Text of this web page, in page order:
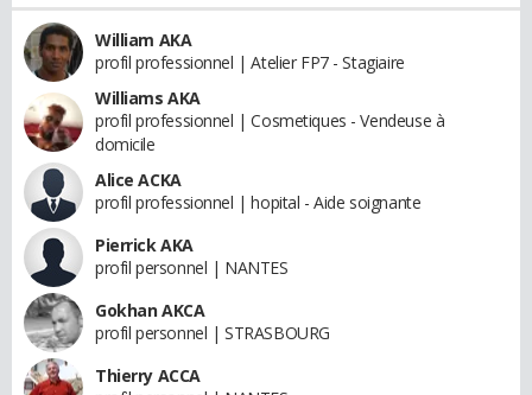
William AKA
profil professionnel | Atelier FP7 - Stagiaire
Williams AKA
profil professionnel | Cosmetiques - Vendeuse à
domicile
Alice ACKA
profil professionnel | hopital - Aide soignante
Pierrick AKA
profil personnel | NANTES
Gokhan AKCA
profil personnel | STRASBOURG
Thierry ACCA